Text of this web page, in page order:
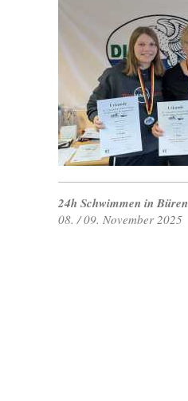
24h Schwimmen in Büren
08. / 09. November 2025